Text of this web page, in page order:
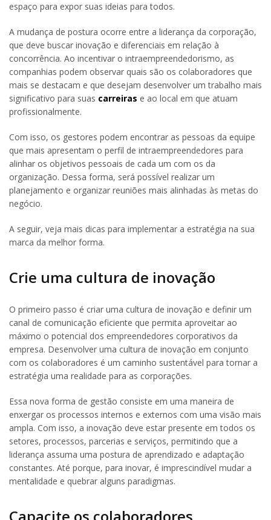
espaço para expor suas ideias para todos.
A mudança de postura ocorre entre a liderança da corporação,
que deve buscar inovação e diferenciais em relação à
concorrência. Ao incentivar o intraempreendedorismo, as
companhias podem observar quais são os colaboradores que
mais se destacam e que desejam desenvolver um trabalho mais
significativo para suas carreiras e ao local em que atuam
profissionalmente.
Com isso, os gestores podem encontrar as pessoas da equipe
que mais apresentam o perfil de intraempreendedores para
alinhar os objetivos pessoais de cada um com os da
organização. Dessa forma, será possível realizar um
planejamento e organizar reuniões mais alinhadas às metas do
negócio.
A seguir, veja mais dicas para implementar a estratégia na sua
marca da melhor forma.
Crie uma cultura de inovação
O primeiro passo é criar uma cultura de inovação e definir um
canal de comunicação eficiente que permita aproveitar ao
máximo o potencial dos empreendedores corporativos da
empresa. Desenvolver uma cultura de inovação em conjunto
com os colaboradores é um caminho sustentável para tornar a
estratégia uma realidade para as corporações.
Essa nova forma de gestão consiste em uma maneira de
enxergar os processos internos e externos com uma visão mais
ampla. Com isso, a inovação deve estar presente em todos os
setores, processos, parcerias e serviços, permitindo que a
liderança assuma uma postura de aprendizado e adaptação
constantes. Até porque, para inovar, é imprescindível mudar a
mentalidade e quebrar alguns paradigmas.